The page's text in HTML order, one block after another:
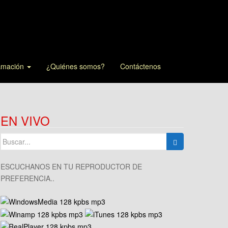
¿Quiénes somos? Contáctenos
EN VIVO
Buscar:
ESCUCHANOS EN TU REPRODUCTOR DE
PREFERENCIA..